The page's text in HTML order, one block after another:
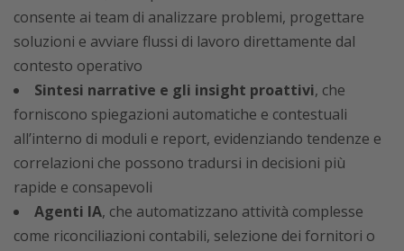
consente ai team di analizzare problemi, progettare
soluzioni e avviare flussi di lavoro direttamente dal
contesto operativo
Sintesi narrative e gli insight proattivi, che
forniscono spiegazioni automatiche e contestuali
all’interno di moduli e report, evidenziando tendenze e
correlazioni che possono tradursi in decisioni più
rapide e consapevoli
Agenti IA, che automatizzano attività complesse
come riconciliazioni contabili, selezione dei fornitori o